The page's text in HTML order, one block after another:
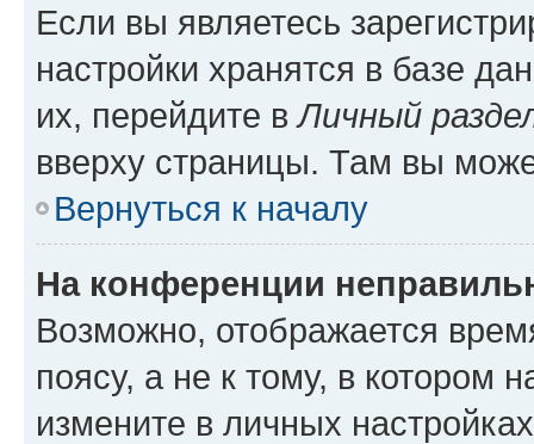
Если вы являетесь
настройки хранятся в базе
их, перейдите вЛичный
вверху страницы. Там вы
Вернуться к началу
На конференции
Возможно, отображается
поясу, а не к тому, в котором
измените в личных